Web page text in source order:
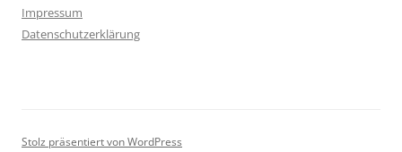
Impressum
Datenschutzerklärung
Stolz präsentiert von WordPress